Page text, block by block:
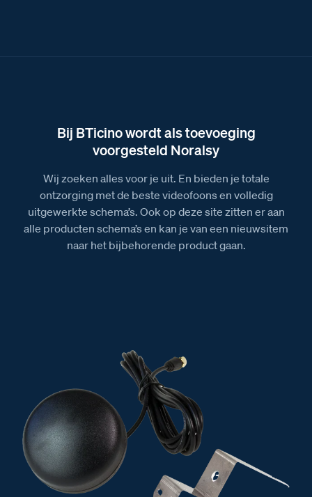
BTicino beldrukkers
Bij BTicino wordt als toevoeging
voorgesteld Noralsy
Wij zoeken alles voor je uit. En bieden je totale
ontzorging met de beste videofoons en volledig
uitgewerkte schema’s. Ook op deze site zitten er aan
alle producten schema’s en kan je van een nieuwsitem
naar het bijbehorende product gaan.